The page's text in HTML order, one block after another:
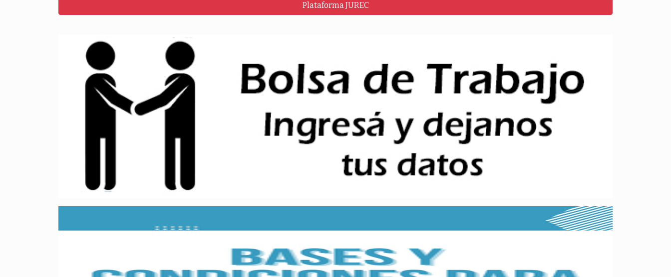
Plataforma JUREC